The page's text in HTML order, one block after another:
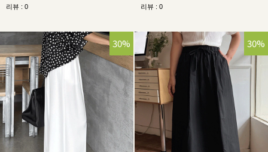
리뷰 : 0 리뷰 : 0
30% 30%